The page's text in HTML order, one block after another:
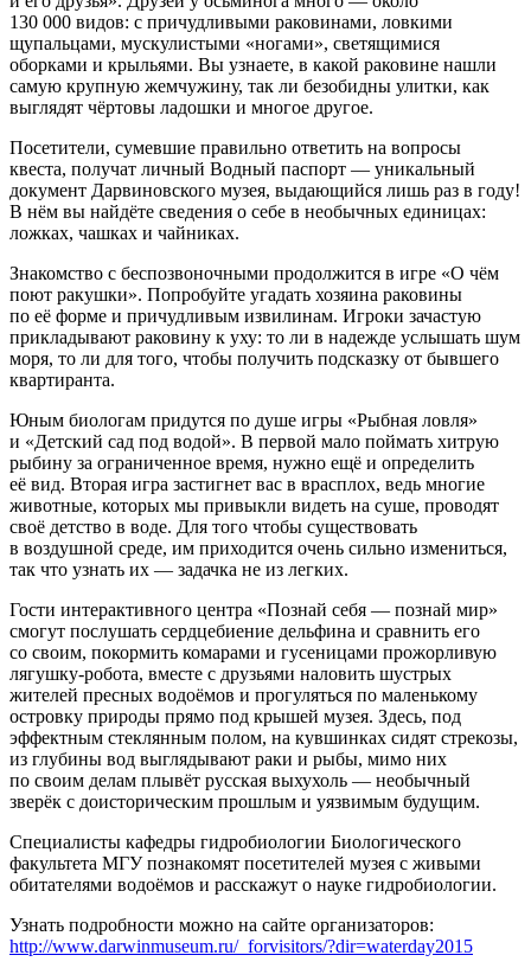
130 000 видов: с причудливыми раковинами, ловкими
щупальцами, мускулистыми «ногами», светящимися
оборками и крыльями. Вы узнаете, в какой раковине нашли
самую крупную жемчужину, так ли безобидны улитки, как
выглядят чёртовы ладошки и многое другое.
Посетители, сумевшие правильно ответить на вопросы
квеста, получат личный Водный паспорт — уникальный
документ Дарвиновского музея, выдающийся лишь раз в году!
В нём вы найдёте сведения о себе в необычных единицах:
ложках, чашках и чайниках.
Знакомство с беспозвоночными продолжится в игре «О чём
поют ракушки». Попробуйте угадать хозяина раковины
по её форме и причудливым извилинам. Игроки зачастую
прикладывают раковину к уху: то ли в надежде услышать шум
моря, то ли для того, чтобы получить подсказку от бывшего
квартиранта.
Юным биологам придутся по душе игры «Рыбная ловля»
и «Детский сад под водой». В первой мало поймать хитрую
рыбину за ограниченное время, нужно ещё и определить
её вид. Вторая игра застигнет вас в врасплох, ведь многие
животные, которых мы привыкли видеть на суше, проводят
своё детство в воде. Для того чтобы существовать
в воздушной среде, им приходится очень сильно измениться,
так что узнать их — задачка не из легких.
Гости интерактивного центра «Познай себя — познай мир»
смогут послушать сердцебиение дельфина и сравнить его
со своим, покормить комарами и гусеницами прожорливую
лягушку-робота, вместе с друзьями наловить шустрых
жителей пресных водоёмов и прогуляться по маленькому
островку природы прямо под крышей музея. Здесь, под
эффектным стеклянным полом, на кувшинках сидят стрекозы,
из глубины вод выглядывают раки и рыбы, мимо них
по своим делам плывёт русская выхухоль — необычный
зверёк с доисторическим прошлым и уязвимым будущим.
Специалисты кафедры гидробиологии Биологического
факультета МГУ познакомят посетителей музея с живыми
обитателями водоёмов и расскажут о науке гидробиологии.
Узнать подробности можно на сайте организаторов:
http://www.darwinmuseum.ru/_forvisitors/?dir=waterday2015